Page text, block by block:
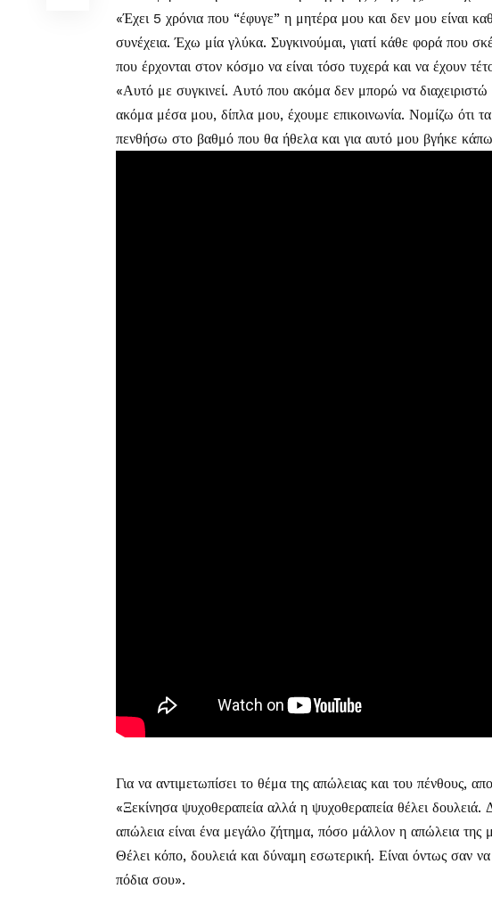
«Έχει 5 χρόνια που “έφυγε” η μητέρα μου και δεν μου είναι
συνέχεια. Έχω μία γλύκα. Συγκινούμαι, γιατί κάθε φορά που
που έρχονται στον κόσμο να είναι τόσο τυχερά και να έχουν
«Αυτό με συγκινεί. Αυτό που ακόμα δεν μπορώ να
ακόμα μέσα μου, δίπλα μου, έχουμε επικοινωνία. Νομίζω ότι
πενθήσω στο βαθμό που θα ήθελα και για αυτό μου βγήκε
Για να αντιμετωπίσει το θέμα της απώλειας και του πένθους,
«Ξεκίνησα ψυχοθεραπεία αλλά η ψυχοθεραπεία θέλει δουλειά.
απώλεια είναι ένα μεγάλο ζήτημα, πόσο μάλλον η απώλεια της
Θέλει κόπο, δουλειά και δύναμη εσωτερική. Είναι όντως σαν
πόδια σου».